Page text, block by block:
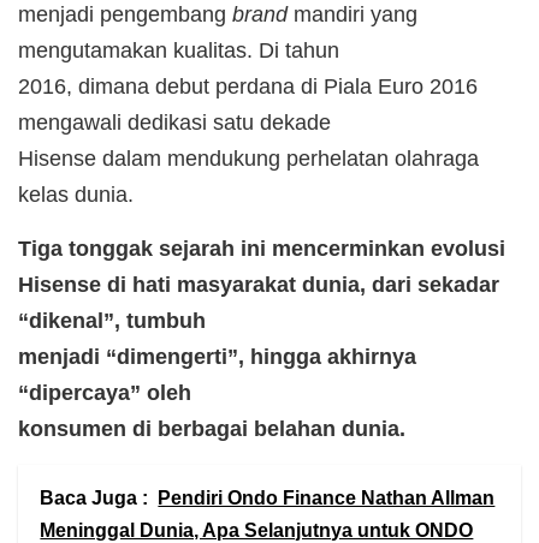
menjadi pengembang brandmandiri yang
mengutamakan kualitas. Di tahun
2016, dimana debut perdana di Piala Euro 2016
mengawali dedikasi satu dekade
Hisense dalam mendukung perhelatan olahraga
kelas dunia.
Tiga tonggak sejarah ini mencerminkan evolusi
Hisense di hati masyarakat dunia, dari sekadar
“dikenal”, tumbuh
menjadi “dimengerti”, hingga akhirnya
“dipercaya” oleh
konsumen di berbagai belahan dunia.
Baca Juga :
Pendiri Ondo Finance Nathan Allman
Meninggal Dunia, Apa Selanjutnya untuk ONDO